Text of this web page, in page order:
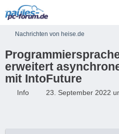
Nachrichten von heise.de
erweitert
mit IntoFuture
Info 23. September 2022